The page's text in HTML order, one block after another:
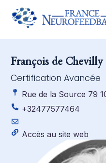
François de Chevilly
Certification Avancée
Rue de la Source 79
+32477577464
Accès au site web